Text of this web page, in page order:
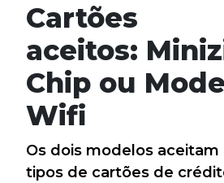
Cartões
aceitos:
Chip ou
Wifi
Os dois modelos
tipos de cartões de